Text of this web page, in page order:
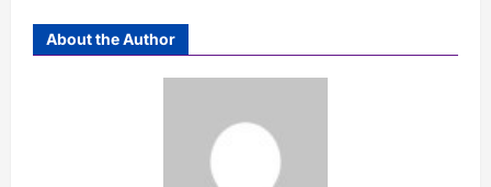
About the Author